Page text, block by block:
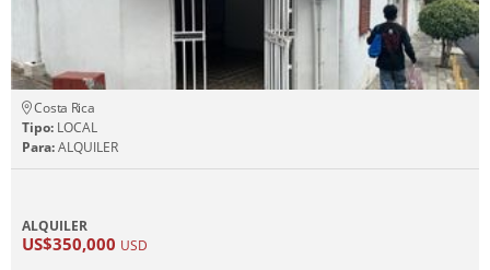
Costa Rica
Tipo: LOCAL
Para:ALQUILER
ALQUILER
US$350,000 USD